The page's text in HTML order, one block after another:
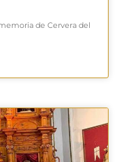
de Cervera del